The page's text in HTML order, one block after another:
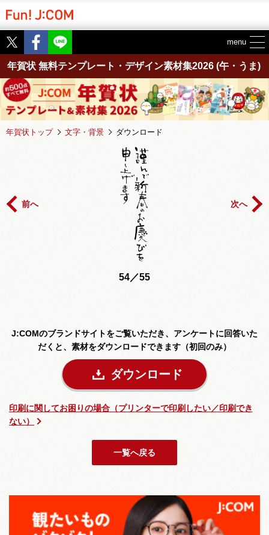
Twitter Facebook
menu
年賀状 無料テンプレート・デザイン素材集2026 (午・うま)
年賀状トップ 文字・背景 ダウンロード
54／55
J:COMのブランドサイトをご覧いただき、 アンケートに回答いた
だくと、素材をダウンロードできます（初回のみ）
ダウンロード
印刷に関してお困りの場合（プリンターで印刷したい／印刷でき
ない）
一覧へ戻る